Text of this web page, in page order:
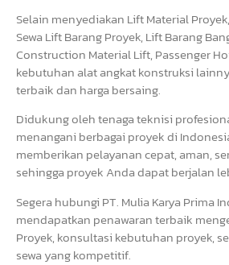
Selain menyediakan Lift Material
Sewa Lift Barang Proyek, Lift Barang
Construction Material Lift, Passenger
kebutuhan alat angkat konstruksi
terbaik dan harga bersaing.
Didukung oleh tenaga teknisi
menangani berbagai proyek di
memberikan pelayanan cepat, aman,
sehingga proyek Anda dapat berjalan
Segera hubungi PT. Mulia Karya Prima
mendapatkan penawaran terbaik
Proyek, konsultasi kebutuhan proyek,
sewa yang kompetitif.